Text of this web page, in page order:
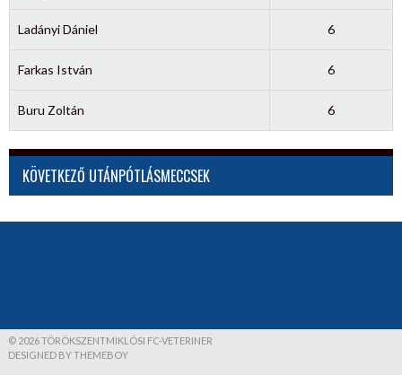
Ladányi Dániel 6
Farkas István 6
Buru Zoltán 6
KÖVETKEZŐ UTÁNPÓTLÁSMECCSEK
© 2026 TÖRÖKSZENTMIKLÓSI FC-VETERINER
DESIGNED BY THEMEBOY